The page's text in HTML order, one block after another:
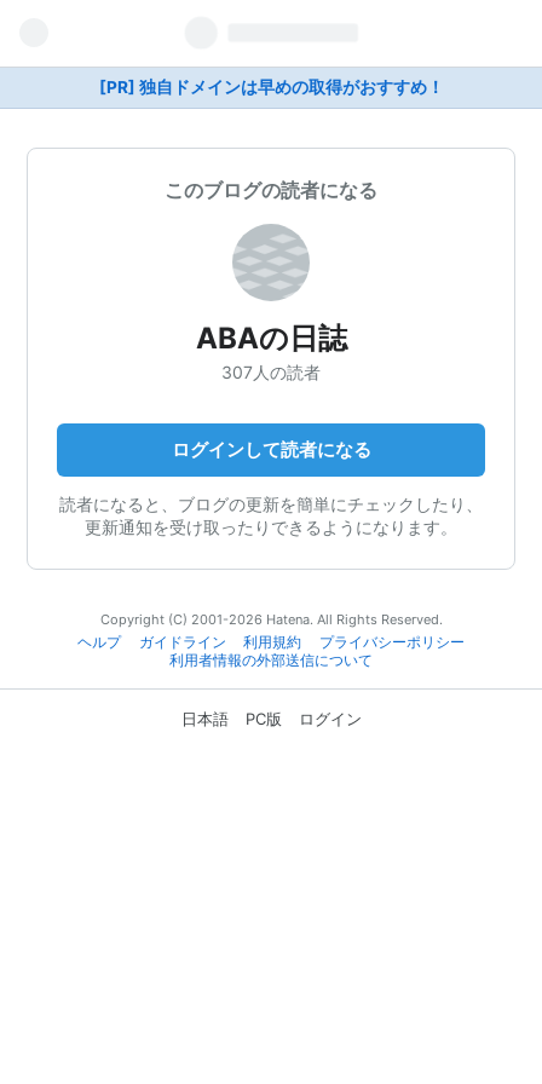
[PR] 独自ドメインは早めの取得がおすすめ！
このブログの読者になる
ABAの日誌
307人の読者
ログインして読者になる
読者になると、ブログの更新を簡単にチェックしたり、
更新通知を受け取ったりできるようになります。
Copyright (C) 2001-2026 Hatena. All Rights Reserved.
ヘルプ
ガイドライン 利用規約
プライバシーポリシー
利用者情報の外部送信について
日本語 PC版 ログイン